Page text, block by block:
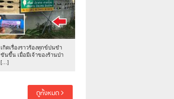
เกิดเรื่องราวร้องทุกข์ปนขำ
ขันขึ้น เมื่อมีเจ้าของร้านป่า
[…]
ดูทั้งหมด